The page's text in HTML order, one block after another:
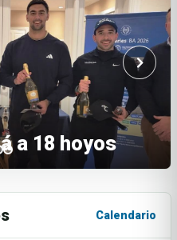
a 18 hoyos
Calendario